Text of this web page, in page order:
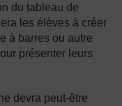
du tableau de
les élèves à créer
à barres ou autre
présenter leurs
devra peut-être